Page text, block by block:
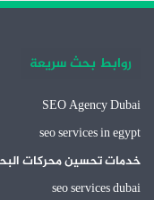
روابط بحث سريعة
SEO Agency Dubai
seo services in egypt
خدمات تحسين محركات
seo services dubai